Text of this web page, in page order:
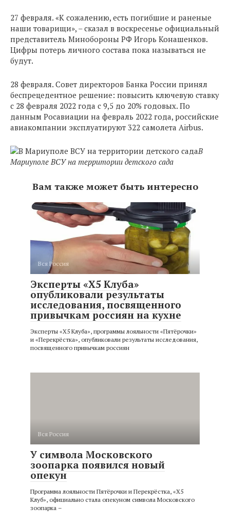
27 февраля. «К сожалению, есть погибшие и раненые
наши товарищи», – сказал в воскресенье официальный
представитель Минобороны РФ Игорь Конашенков.
Цифры потерь личного состава пока называться не
будут.
28 февраля. Совет директоров Банка России принял
беспрецедентное решение: повысить ключевую ставку
c 28 февраля 2022 года с 9,5 до 20% годовых. По
данным Росавиации на февраль 2022 года, российские
авиакомпании эксплуатируют 322 самолета Airbus.
В
Мариуполе ВСУ на территории детского сада
Вам также может быть интересно
Вся Россия
Эксперты ​​«X5 Клуба»
опубликовали результаты
исследования, посвященного
привычкам россиян на кухне
Эксперты ​​«X5 Клуба», программы лояльности «Пятёрочки»
и «Перекрёстка», опубликовали результаты исследования,
посвященного привычкам россиян
Вся Россия
У символа Московского
зоопарка появился новый
опекун
Программа лояльности Пятёрочки и Перекрёстка, «X5
Клуб», официально стала опекуном символа Московского
зоопарка –